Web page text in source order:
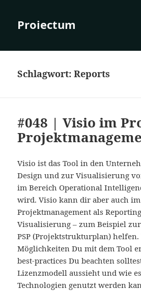
Proiectum
Schlagwort:Reports
#048 | Visio im
Visio ist das Tool in den
Design und zur Visualisierung
im Bereich Operational
wird. Visio kann dir aber auch im
Projektmanagement als
Visualisierung – zum Beispiel
PSP (Projektstrukturplan) helfen.
Möglichkeiten Du mit dem Tool
best-practices Du beachten
Lizenzmodell aussieht und wie
Technologien genutzt werden